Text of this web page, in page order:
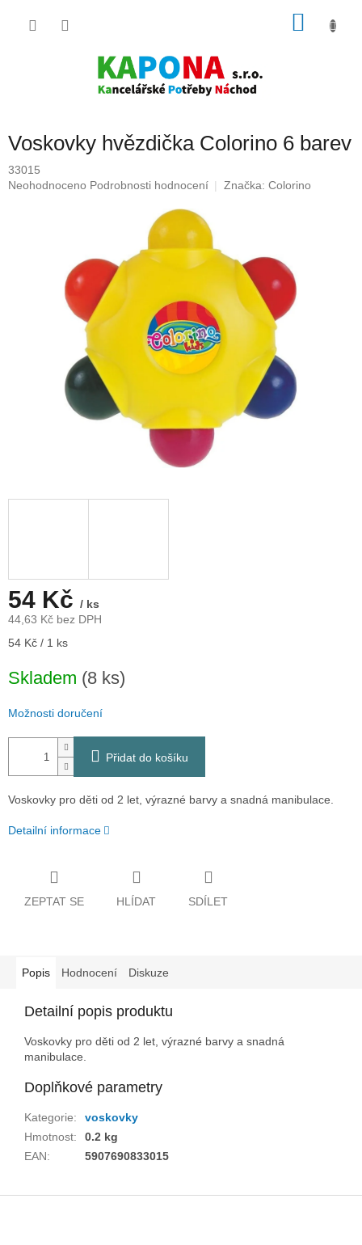
Voskovky hvězdička Colorino 6 barev
33015
Průměrné
Neohodnoceno Podrobnosti hodnocení Značka: Colorino
54 Kč / ks
44,63 Kč bez DPH
Měrná
54 Kč / 1 ks
Skladem (8 ks)
Možnosti doručení
Přidat do košíku
Voskovky pro děti od 2 let, výrazné barvy a snadná manibulace.
Detailní informace
ZEPTAT SE HLÍDAT SDÍLET
Popis Hodnocení Diskuze
Detailní popis produktu
Voskovky pro děti od 2 let, výrazné barvy a snadná
manibulace.
Doplňkové parametry
Kategorie:
voskovky
Hmotnost:
0.2 kg
EAN: 5907690833015